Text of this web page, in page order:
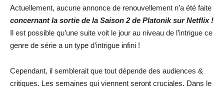
Actuellement, aucune annonce de renouvellement n’a été faite
concernant la sortie de la Saison 2 de Platonik sur Netflix !
Il est possible qu’une suite voit le jour au niveau de l’intrigue ce
genre de série a un type d’intrigue infini !
Cependant, il semblerait que tout dépende des audiences &
critiques. Les semaines qui viennent seront cruciales. Dans le